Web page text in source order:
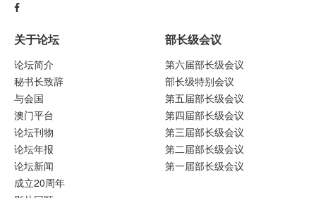
关于论坛
论坛简介
秘书长致辞
与会国
澳门平台
论坛刊物
论坛年报
论坛新闻
成立20周年
部长级会议
第六届部长级会议
部长级特别会议
第五届部长级会议
第四届部长级会议
第三届部长级会议
第二届部长级会议
第一届部长级会议